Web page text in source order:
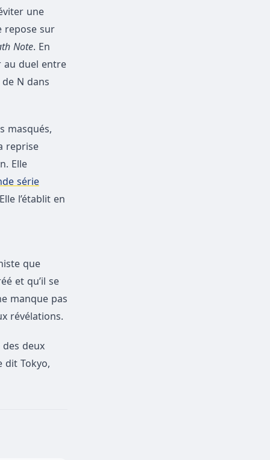
une
repose sur
Note. En
au duel entre
N dans
masqués,
reprise
Elle
série
l’établit en
que
et qu’il se
manque pas
révélations.
deux
dit Tokyo,